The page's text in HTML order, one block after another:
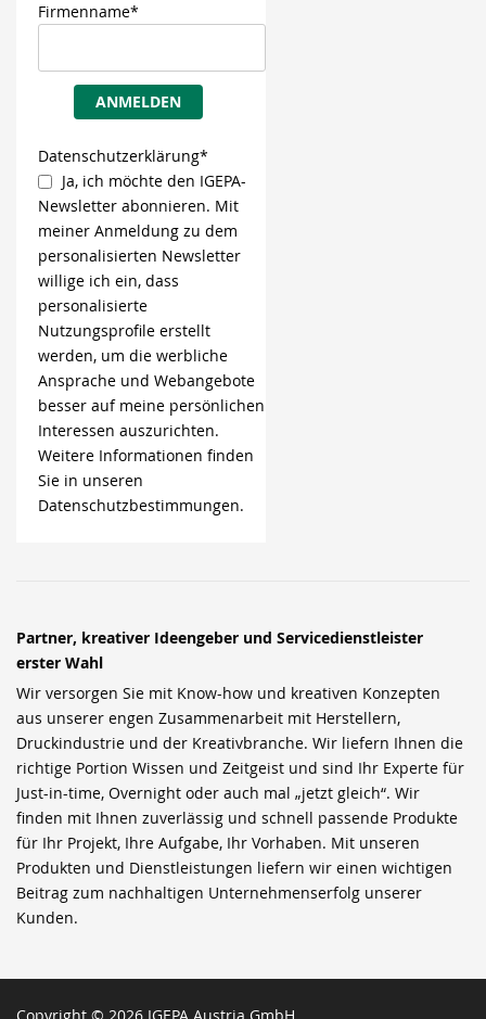
Firmenname*
ANMELDEN
Datenschutzerklärung*
Ja, ich möchte den IGEPA-
Newsletter abonnieren. Mit
meiner Anmeldung zu dem
personalisierten Newsletter
willige ich ein, dass
personalisierte
Nutzungsprofile erstellt
werden, um die werbliche
Ansprache und Webangebote
besser auf meine persönlichen
Interessen auszurichten.
Weitere Informationen finden
Sie in unseren
Datenschutzbestimmungen.
Partner, kreativer Ideengeber und Servicedienstleister
erster Wahl
Wir versorgen Sie mit Know-how und kreativen Konzepten
aus unserer engen Zusammenarbeit mit Herstellern,
Druckindustrie und der Kreativbranche. Wir liefern Ihnen die
richtige Portion Wissen und Zeitgeist und sind Ihr Experte für
Just-in-time, Overnight oder auch mal „jetzt gleich“. Wir
finden mit Ihnen zuverlässig und schnell passende Produkte
für Ihr Projekt, Ihre Aufgabe, Ihr Vorhaben. Mit unseren
Produkten und Dienstleistungen liefern wir einen wichtigen
Beitrag zum nachhaltigen Unternehmenserfolg unserer
Kunden.